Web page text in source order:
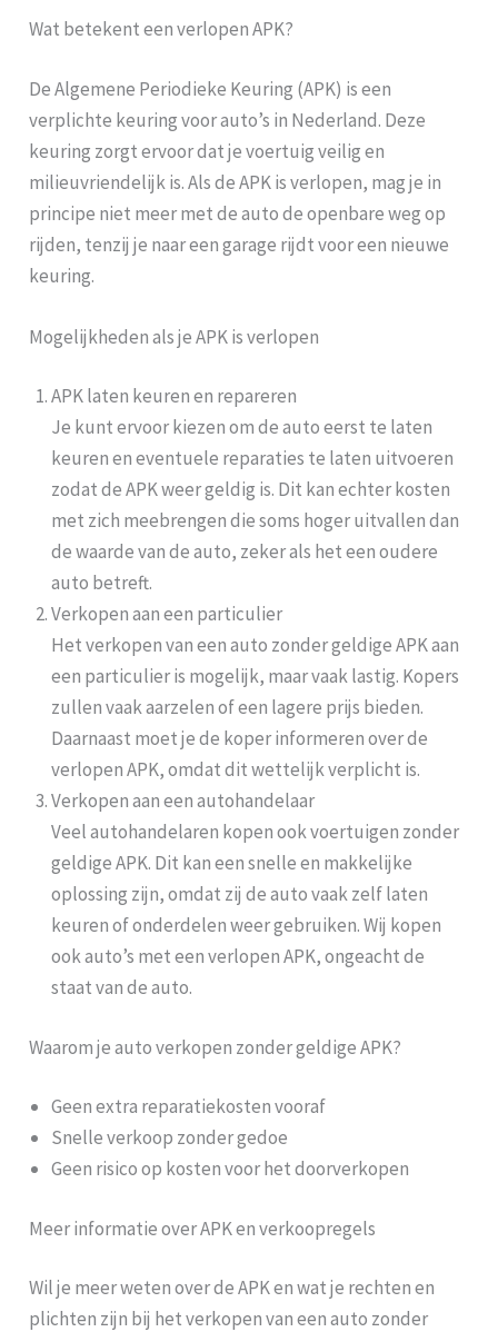
Wat betekent een verlopen APK?
De Algemene Periodieke Keuring (APK) is een
verplichte keuring voor auto’s in Nederland. Deze
keuring zorgt ervoor dat je voertuig veilig en
milieuvriendelijk is. Als de APK is verlopen, mag je in
principe niet meer met de auto de openbare weg op
rijden, tenzij je naar een garage rijdt voor een nieuwe
keuring.
Mogelijkheden als je APK is verlopen
APK laten keuren en repareren
Je kunt ervoor kiezen om de auto eerst te laten
keuren en eventuele reparaties te laten uitvoeren
zodat de APK weer geldig is. Dit kan echter kosten
met zich meebrengen die soms hoger uitvallen dan
de waarde van de auto, zeker als het een oudere
auto betreft.
Verkopen aan een particulier
Het verkopen van een auto zonder geldige APK aan
een particulier is mogelijk, maar vaak lastig. Kopers
zullen vaak aarzelen of een lagere prijs bieden.
Daarnaast moet je de koper informeren over de
verlopen APK, omdat dit wettelijk verplicht is.
Verkopen aan een autohandelaar
Veel autohandelaren kopen ook voertuigen zonder
geldige APK. Dit kan een snelle en makkelijke
oplossing zijn, omdat zij de auto vaak zelf laten
keuren of onderdelen weer gebruiken. Wij kopen
ook auto’s met een verlopen APK, ongeacht de
staat van de auto.
Waarom je auto verkopen zonder geldige APK?
Geen extra reparatiekosten vooraf
Snelle verkoop zonder gedoe
Geen risico op kosten voor het doorverkopen
Meer informatie over APK en verkoopregels
Wil je meer weten over de APK en wat je rechten en
plichten zijn bij het verkopen van een auto zonder